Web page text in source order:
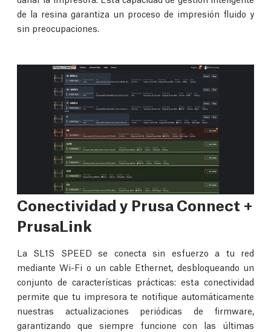
de la resina garantiza un proceso de impresión fluido y
sin preocupaciones.
Conectividad y Prusa Connect +
PrusaLink
La SL1S SPEED se conecta sin esfuerzo a tu red
mediante Wi-Fi o un cable Ethernet, desbloqueando un
conjunto de características prácticas: esta conectividad
permite que tu impresora te notifique automáticamente
nuestras actualizaciones periódicas de firmware,
garantizando que siempre funcione con las últimas